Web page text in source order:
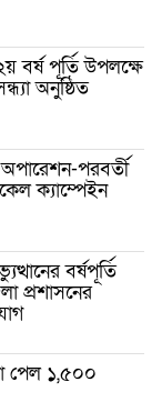
বর্ষ পূর্তি উপলক্ষে
অনুষ্ঠিত
পরবর্তী
ক্যাম্পেইন
বর্ষপূর্তি
প্রশাসনের
পেল ১,৫০০